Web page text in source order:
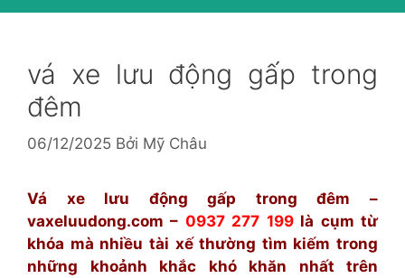
vá xe lưu động gấp trong
đêm
06/12/2025 Bởi Mỹ Châu
Vá xe lưu động gấp trong đêm –
vaxeluudong.com – 0937 277 199là cụm từ
khóa mà nhiều tài xế thường tìm kiếm trong
những khoảnh khắc khó khăn nhất trên